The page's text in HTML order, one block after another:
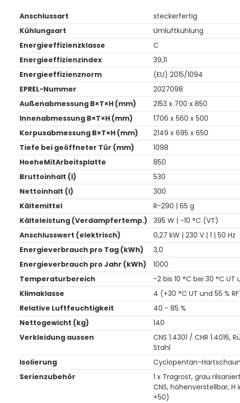
Anschlussart
steckerfertig
Kühlungsart
Umluftkühlung
Energieeffizienzklasse
C
Energieeffizienzindex
39,11
Energieeffizienznorm
(EU) 2015/1094
EPREL-Nummer
2027098
Außenabmessung B×T×H (mm)
2153 x 700 x 850
Innenabmessung B×T×H (mm)
1706 x 560 x 500
Korpusabmessung B×T×H (mm)
2149 x 695 x 650
Tiefe bei geöffneter Tür (mm)
1098
HoeheMitArbeitsplatte
850
Bruttoinhalt (l)
530
Nettoinhalt (l)
300
Kältemittel
R-290 | 65 g
Kälteleistung (Verdampfertemp.)
395 W | -10 °C (VT)
Anschlusswert (elektrisch)
0,27 kW | 230 V | 1 | 50 Hz
Energieverbrauch pro Tag (kWh)
3,0
Energieverbrauch pro Jahr (kWh)
1000
Temperaturbereich
-2 bis 10 °C bei 30 °C UT
Klimaklasse
4 (+30 °C UT und 55 %
Relative Luftfeuchtigkeit
40 - 85 %
Nettogewicht (kg)
140
Verkleidung aussen
CNS 1.4301 / CHR 1.4016,
Stahl
Isolierung
Cyclopentan-
Serienzubehör
1 x Tragrost, grau
CNS, höhenverstellbar, H
+50)